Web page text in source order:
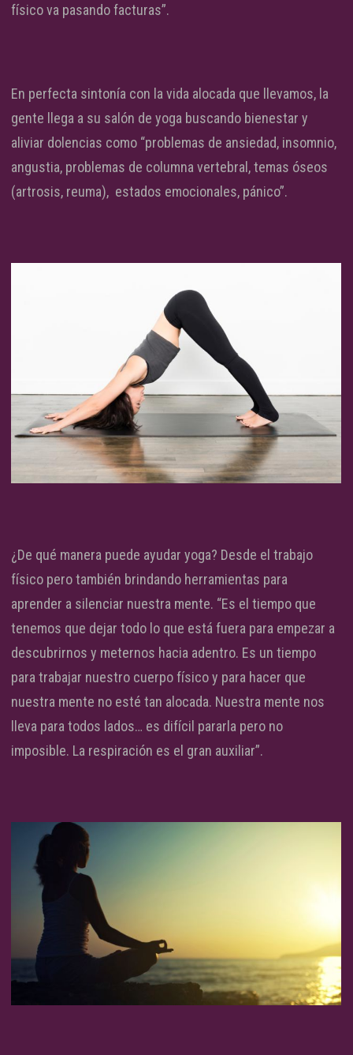
físico va pasando facturas”.
En perfecta sintonía con la vida alocada que llevamos, la
gente llega a su salón de yoga buscando bienestar y
aliviar dolencias como “problemas de ansiedad, insomnio,
angustia, problemas de columna vertebral, temas óseos
(artrosis, reuma), estados emocionales, pánico”.
¿De qué manera puede ayudar yoga? Desde el trabajo
físico pero también brindando herramientas para
aprender a silenciar nuestra mente. “Es el tiempo que
tenemos que dejar todo lo que está fuera para empezar a
descubrirnos y meternos hacia adentro. Es un tiempo
para trabajar nuestro cuerpo físico y para hacer que
nuestra mente no esté tan alocada. Nuestra mente nos
lleva para todos lados… es difícil pararla pero no
imposible. La respiración es el gran auxiliar”.